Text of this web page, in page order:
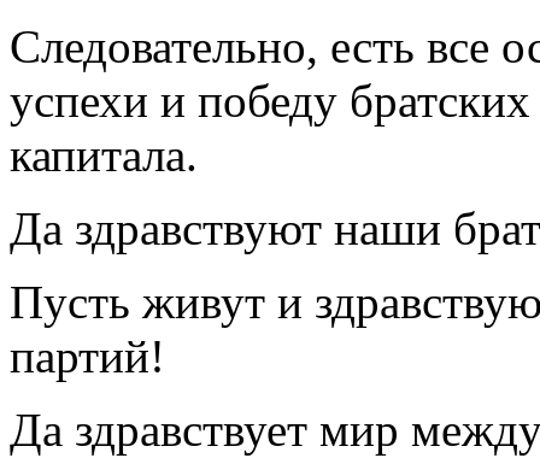
Следовательно, есть все
успехи и победу
капитала.
Да здравствуют наши
Пусть живут и
партий!
Да здравствует мир